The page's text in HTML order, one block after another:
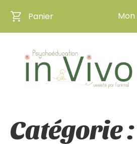
Panier
Catégorie :